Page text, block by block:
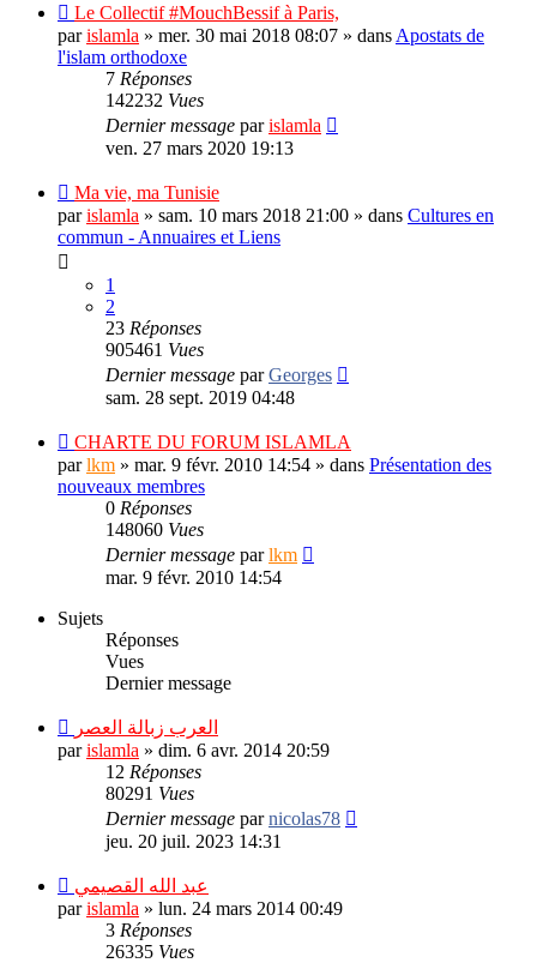
Le Collectif #MouchBessif à Paris,
parislamla » mer. 30 mai 2018 08:07 » dans Apostats de
l'islam orthodoxe
7 Réponses
142232 Vues
Dernier message parislamla
ven. 27 mars 2020 19:13
Ma vie, ma Tunisie
parislamla » sam. 10 mars 2018 21:00 » dans Cultures en
commun - Annuaires et Liens
1
2
23 Réponses
905461 Vues
Dernier message parGeorges
sam. 28 sept. 2019 04:48
CHARTE DU FORUM ISLAMLA
parlkm » mar. 9 févr. 2010 14:54 » dans Présentation des
nouveaux membres
0 Réponses
148060 Vues
Dernier message parlkm
mar. 9 févr. 2010 14:54
Sujets
Réponses
Vues
Dernier message
العرب زبالة العصر
parislamla » dim. 6 avr. 2014 20:59
12 Réponses
80291 Vues
Dernier message parnicolas78
jeu. 20 juil. 2023 14:31
عبد الله القصيمي
parislamla » lun. 24 mars 2014 00:49
3 Réponses
26335 Vues